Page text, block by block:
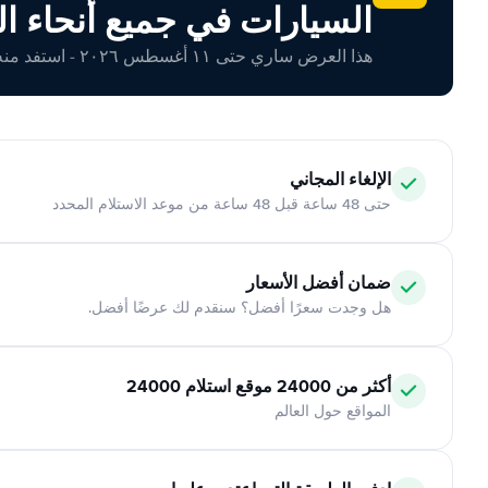
السيارات في جميع أنحاء
هذا العرض ساري حتى ١١ أغسطس ٢٠٢٦ - استفد منه اليوم!
الإلغاء المجاني
حتى 48 ساعة قبل 48 ساعة من موعد الاستلام المحدد
ضمان أفضل الأسعار
هل وجدت سعرًا أفضل؟ سنقدم لك عرضًا أفضل.
أكثر من 24000 موقع استلام 24000
المواقع حول العالم